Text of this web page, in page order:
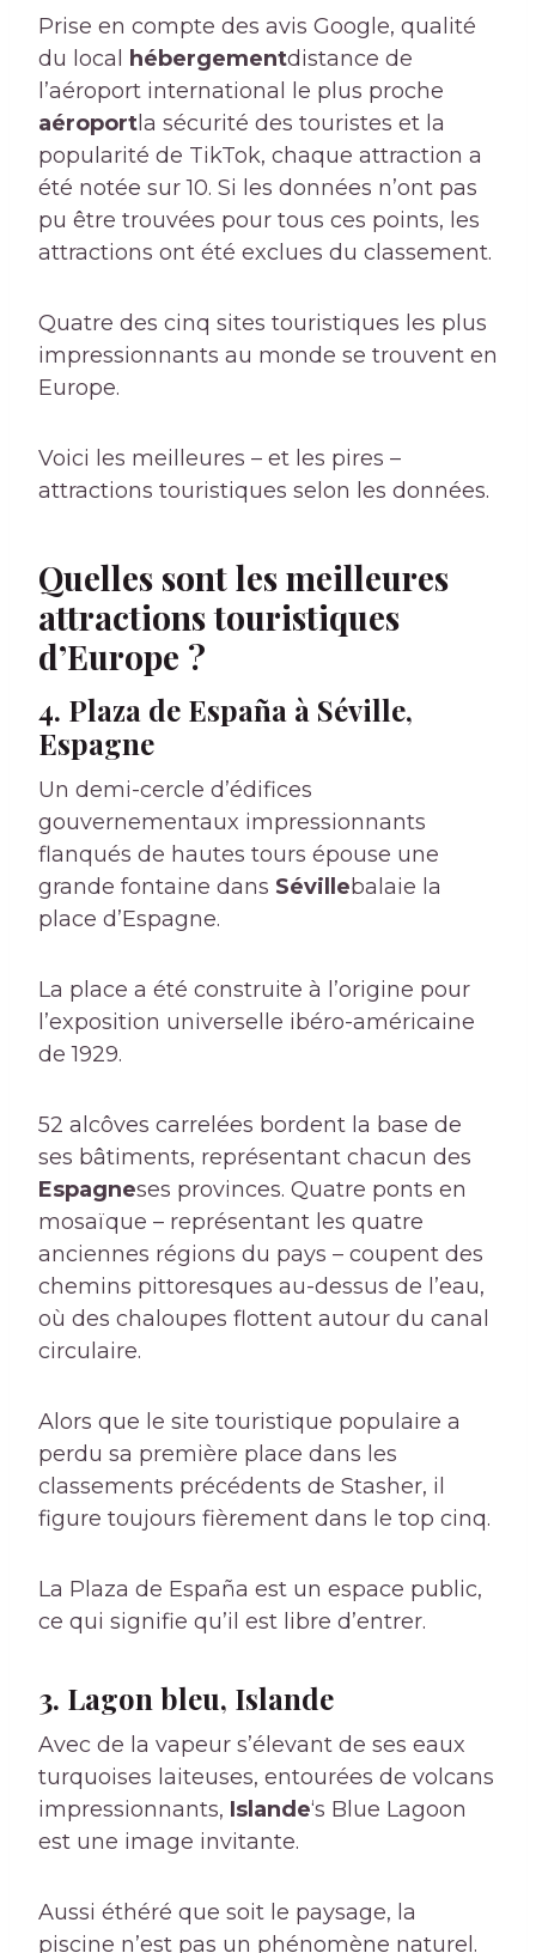
Prise en compte des avis Google, qualité
du local hébergementdistance de
l’aéroport international le plus proche
aéroportla sécurité des touristes et la
popularité de TikTok, chaque attraction a
été notée sur 10. Si les données n’ont pas
pu être trouvées pour tous ces points, les
attractions ont été exclues du classement.
Quatre des cinq sites touristiques les plus
impressionnants au monde se trouvent en
Europe.
Voici les meilleures – et les pires –
attractions touristiques selon les données.
Quelles sont les meilleures
attractions touristiques
d’Europe ?
4. Plaza de España à Séville,
Espagne
Un demi-cercle d’édifices
gouvernementaux impressionnants
flanqués de hautes tours épouse une
grande fontaine dans Sévillebalaie la
place d’Espagne.
La place a été construite à l’origine pour
l’exposition universelle ibéro-américaine
de 1929.
52 alcôves carrelées bordent la base de
ses bâtiments, représentant chacun des
Espagneses provinces. Quatre ponts en
mosaïque – représentant les quatre
anciennes régions du pays – coupent des
chemins pittoresques au-dessus de l’eau,
où des chaloupes flottent autour du canal
circulaire.
Alors que le site touristique populaire a
perdu sa première place dans les
classements précédents de Stasher, il
figure toujours fièrement dans le top cinq.
La Plaza de España est un espace public,
ce qui signifie qu’il est libre d’entrer.
3. Lagon bleu, Islande
Avec de la vapeur s’élevant de ses eaux
turquoises laiteuses, entourées de volcans
impressionnants, Islande‘s Blue Lagoon
est une image invitante.
Aussi éthéré que soit le paysage, la
piscine n’est pas un phénomène naturel.